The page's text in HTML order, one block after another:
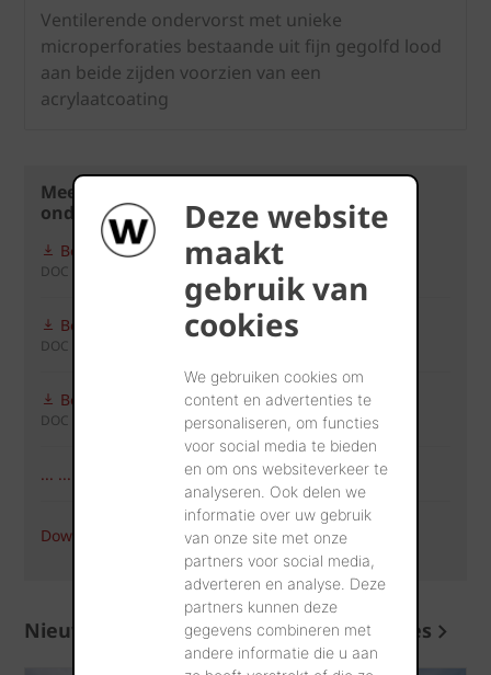
Deze website
maakt
gebruik van
cookies
We gebruiken cookies om
content en advertenties te
personaliseren, om functies
voor social media te bieden
en om ons websiteverkeer te
analyseren. Ook delen we
informatie over uw gebruik
van onze site met onze
partners voor social media,
adverteren en analyse. Deze
partners kunnen deze
gegevens combineren met
andere informatie die u aan
Ventilerende ondervorst met unieke
microperforaties bestaande uit fijn gegolfd lood
aan beide zijden voorzien van een
acrylaatcoating
Meer informatie over de ventilerende
ondervorsten
Bestektekst Alu-Rol Extreme
DOC - 114 KB
Bestektekst Flexi-Rol Extreme
DOC - 115 KB
Bestektekst Grafi-Rol
DOC - 112 KB
... ... Laad meer (2)
Download alles (5)
Nieuws en advies Meer nieuws en advies